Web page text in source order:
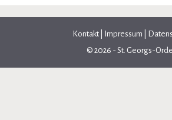
Kontakt Impressum
© 2026 - St. Georgs-